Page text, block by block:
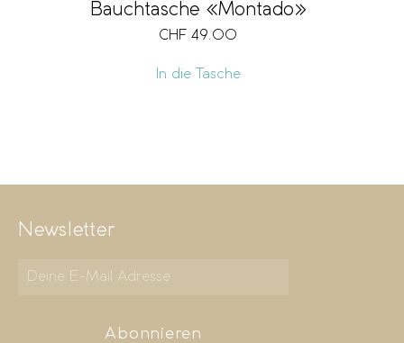
Bauchtasche «Montado»
CHF 49.00
In die Tasche
Newsletter
Abonnieren